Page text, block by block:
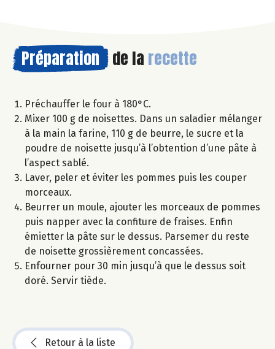
Préparation de la recette
Préchauffer le four à 180°C.
Mixer 100 g de noisettes. Dans un saladier mélanger
à la main la farine, 110 g de beurre, le sucre et la
poudre de noisette jusqu’à l’obtention d’une pâte à
l’aspect sablé.
Laver, peler et éviter les pommes puis les couper
morceaux.
Beurrer un moule, ajouter les morceaux de pommes
puis napper avec la confiture de fraises. Enfin
émietter la pâte sur le dessus. Parsemer du reste
de noisette grossièrement concassées.
Enfourner pour 30 min jusqu’à que le dessus soit
doré. Servir tiède.
Retour à la liste